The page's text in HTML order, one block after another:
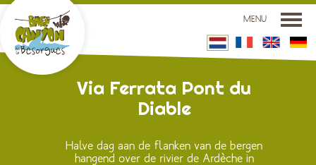
DE CANYON BASIS
DE ACTIVITEITEN
TARIEVEN EN RESERVERINGEN
MENU
Via Ferrata Pont du
Diable
Halve dag aan de flanken van de bergen
hangend over de rivier de Ardèche in